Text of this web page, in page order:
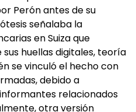
Perón antes de su
señalaba la
en Suiza que
huellas digitales, teoría
se vinculó el hecho con
debido a
relacionados
otra versión